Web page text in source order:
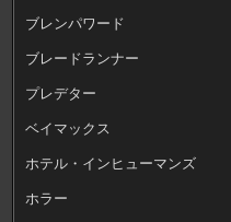
ブレンパワード
ブレードランナー
プレデター
ベイマックス
ホテル・インヒューマンズ
ホラー